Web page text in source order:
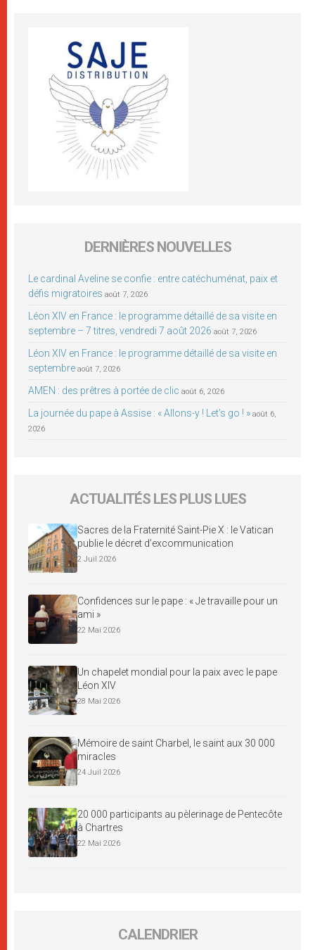
DERNIÈRES NOUVELLES
Le cardinal Aveline se confie : entre catéchuménat, paix et
défis migratoires août 7, 2026
Léon XIV en France : le programme détaillé de sa visite en
septembre – 7 titres, vendredi 7 août 2026 août 7, 2026
Léon XIV en France : le programme détaillé de sa visite en
septembre août 7, 2026
AMEN : des prêtres à portée de clic août 6, 2026
La journée du pape à Assise : « Allons-y ! Let’s go ! » août 6,
2026
ACTUALITÉS LES PLUS LUES
Sacres de la Fraternité Saint-Pie X : le Vatican
publie le décret d’excommunication
2 Juil 2026
Confidences sur le pape : « Je travaille pour un
ami »
22 Mai 2026
Un chapelet mondial pour la paix avec le pape
Léon XIV
28 Mai 2026
Mémoire de saint Charbel, le saint aux 30 000
miracles
24 Juil 2026
20 000 participants au pèlerinage de Pentecôte
à Chartres
22 Mai 2026
CALENDRIER